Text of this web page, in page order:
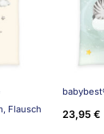
Flausch
23,95 €